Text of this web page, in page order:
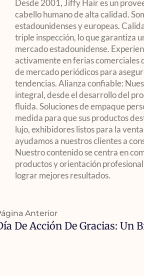
Desde 2001, Jiffy Hair es un
cabello humano de alta calidad.
estadounidenses y europeas.
triple inspección, lo que garantiza
mercado estadounidense.
activamente en ferias comerciales
de mercado periódicos para
tendencias. Alianza confiable:
integral, desde el desarrollo del
fluida. Soluciones de empaque
medida para que sus productos
lujo, exhibidores listos para la
ayudamos a nuestros clientes a
Nuestro contenido se centra en
productos y orientación
lograr mejores resultados.
Anterior